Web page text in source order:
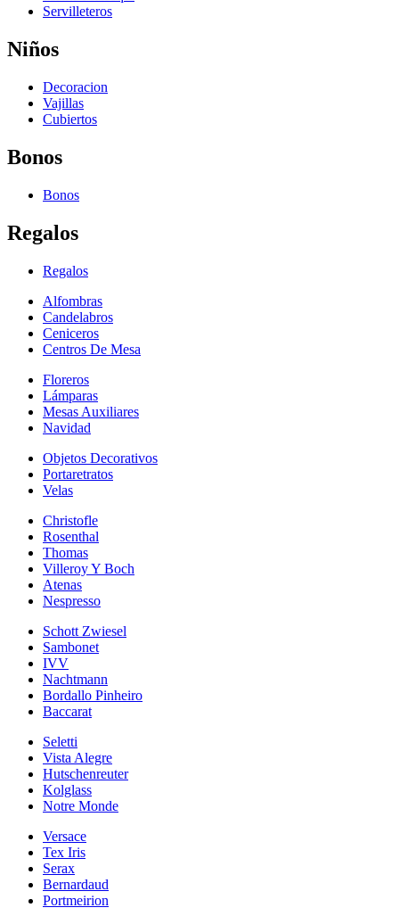
Servilleteros
Niños
Decoracion
Vajillas
Cubiertos
Bonos
Bonos
Regalos
Regalos
Alfombras
Candelabros
Ceniceros
Centros De Mesa
Floreros
Lámparas
Mesas Auxiliares
Navidad
Objetos Decorativos
Portaretratos
Velas
Christofle
Rosenthal
Thomas
Villeroy Y Boch
Atenas
Nespresso
Schott Zwiesel
Sambonet
IVV
Nachtmann
Bordallo Pinheiro
Baccarat
Seletti
Vista Alegre
Hutschenreuter
Kolglass
Notre Monde
Versace
Tex Iris
Serax
Bernardaud
Portmeirion